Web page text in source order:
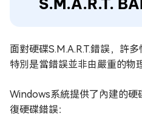
S.M.A.R.T.
面對硬碟S.M.A.R.T.錯誤，許
特別是當錯誤並非由嚴重的物
Windows系統提供了內建的硬
復硬碟錯誤：